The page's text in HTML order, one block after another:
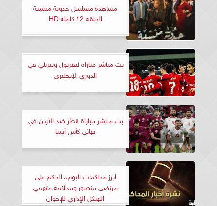
مشاهدة مسلسل حدوتة منسية
الحلقة 12 كاملة HD
بث مباشر مباراة ليفربول وبيرنلي في
الدوري الإنجليزي
بث مباشر مباراة قطر ضد الأردن في
نهائي كأس آسيا
أبرز محاكمات اليوم.. الحكم على
مرتضى منصور ومحاكمة متهمي
الهيكل الإداري للإخوان